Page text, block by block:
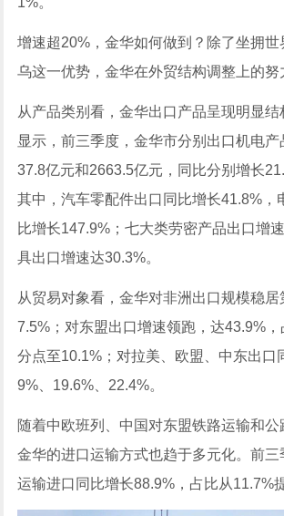
增速超20%，金华如何做到？除了坐拥世
乌这一优势，金华在外贸结构调整上的努
从产品类别看，金华出口产品呈现明显
显示，前三季度，金华市分别出口机电
37.8亿元和2663.5亿元，同比分别增长
其中，汽车零配件出口同比增长41.8%，
比增长147.9%；七大类劳密产品出口增
具出口增速达30.3%。
从贸易对象看，金华对非洲出口规模稳
7.5%；对东盟出口增速领跑，达43.9%
分点至10.1%；对拉美、欧盟、中东出口
9%、19.6%、22.4%。
随着中欧班列、中国对东盟铁路运输和公
金华的进口运输方式也趋于多元化。前三
运输进口同比增长88.9%，占比从11.7%